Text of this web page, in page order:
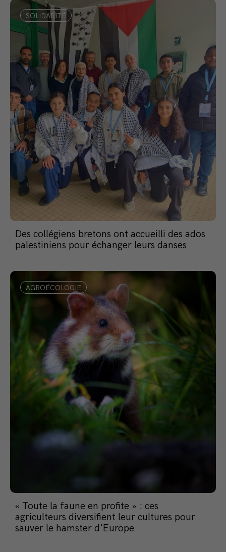
SOLIDARITÉ
Des collégiens bretons ont accueilli des ados
palestiniens pour échanger leurs danses
AGROÉCOLOGIE
« Toute la faune en profite » : ces
agriculteurs diversifient leur cultures pour
sauver le hamster d'Europe